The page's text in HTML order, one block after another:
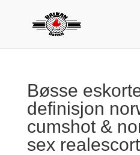
Bøsse
definisjon
cumshot &
sex